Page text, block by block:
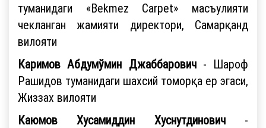
туманидаги «Bekmez Carpet» масъулияти
чекланган жамияти директори, Самарқанд
вилояти
Каримов Абдумўмин Джаббарович- Шароф
Рашидов туманидаги шахсий томорқа ер эгаси,
Жиззах вилояти
Каюмов Хусамиддин Хуснутдинович-